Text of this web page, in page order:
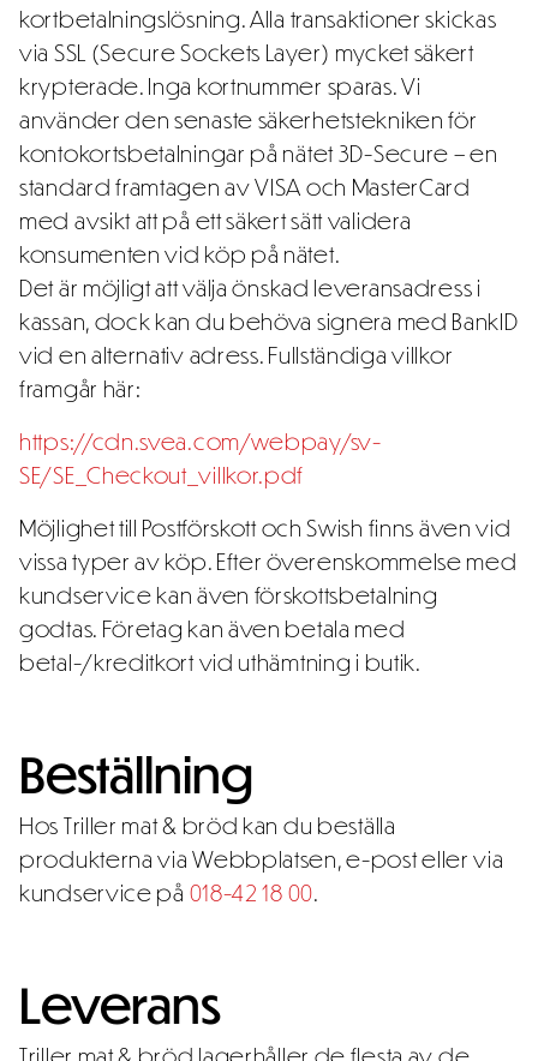
kortbetalningslösning. Alla transaktioner skickas
via SSL (Secure Sockets Layer) mycket säkert
krypterade. Inga kortnummer sparas. Vi
använder den senaste säkerhetstekniken för
kontokortsbetalningar på nätet 3D-Secure – en
standard framtagen av VISA och MasterCard
med avsikt att på ett säkert sätt validera
konsumenten vid köp på nätet.
Det är möjligt att välja önskad leveransadress i
kassan, dock kan du behöva signera med BankID
vid en alternativ adress. Fullständiga villkor
framgår här:
https://cdn.svea.com/webpay/sv-
SE/SE_Checkout_villkor.pdf
Möjlighet till Postförskott och Swish finns även vid
vissa typer av köp. Efter överenskommelse med
kundservice kan även förskottsbetalning
godtas. Företag kan även betala med
betal-/kreditkort vid uthämtning i butik.
Beställning
Hos Triller mat & bröd kan du beställa
produkterna via Webbplatsen, e-post eller via
kundservice på 018-42 18 00.
Leverans